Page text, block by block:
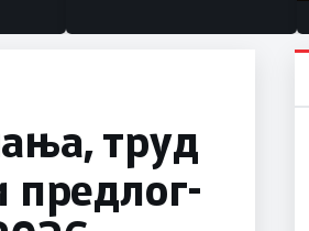
труд
предлог-